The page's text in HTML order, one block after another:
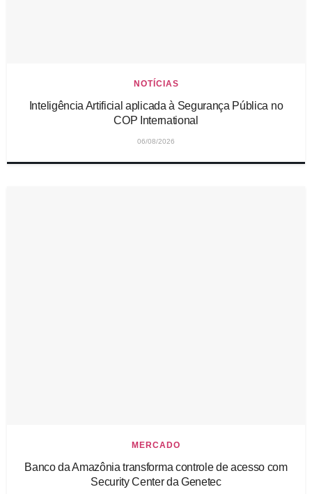
NOTÍCIAS
Inteligência Artificial aplicada à Segurança Pública no
COP International
06/08/2026
MERCADO
Banco da Amazônia transforma controle de acesso com
Security Center da Genetec